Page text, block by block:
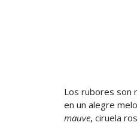
Los rubores son
en un alegre
mauve, ciruela